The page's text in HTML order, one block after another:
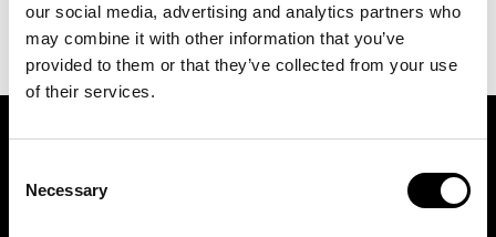
our social media, advertising and analytics partners who
may combine it with other information that you’ve
provided to them or that they’ve collected from your use
of their services.
Selection
Necessary